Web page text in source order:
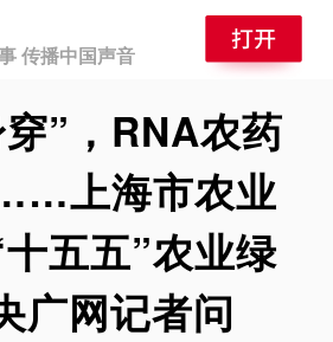
传播中国声音
”，RNA农药
上海市农业
五五”农业绿
广网记者问